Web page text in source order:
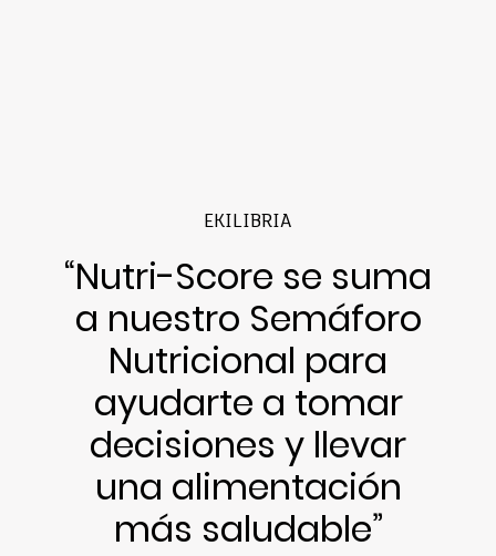
EKILIBRIA
“Nutri-Score se suma
a nuestro Semáforo
Nutricional para
ayudarte a tomar
decisiones y llevar
una alimentación
más saludable”